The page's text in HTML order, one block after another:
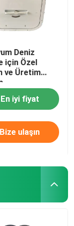
Deniz
için Özel
ve Üretim
En iyi fiyat
Bize ulaşın